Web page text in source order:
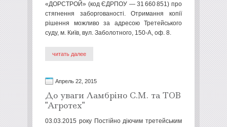
«ДОРСТРОЙ» (код ЄДРПОУ — 31 660 851) про
стягнення заборгованості. Отримання копії
рішення можливо за адресою Третейського
суду, м. Київ, вул. Заболотного, 150-А, оф. 8.
читать далее
Апрель 22, 2015
До уваги Ламбріно С.М. та ТОВ
"Агротех"
03.03.2015 року Постійно діючим третейським